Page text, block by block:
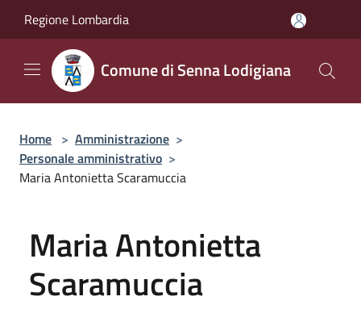
Regione Lombardia
Comune di Senna Lodigiana
Home > Amministrazione >
Personale amministrativo >
Maria Antonietta Scaramuccia
Maria Antonietta
Scaramuccia